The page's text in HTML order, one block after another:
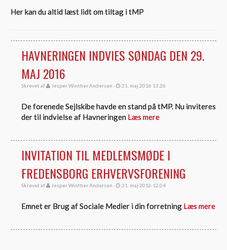
Her kan du altid læst lidt om tiltag i tMP
HAVNERINGEN INDVIES SØNDAG DEN 29.
MAJ 2016
Skrevet af Jesper Winther Andersen - 21. maj 2016 13.26
De forenede Sejlskibe havde en stand på tMP. Nu inviteres
der til indvielse af Havneringen Læs mere
INVITATION TIL MEDLEMSMØDE I
FREDENSBORG ERHVERVSFORENING
Skrevet af Jesper Winther Andersen - 21. maj 2016 12.04
Emnet er Brug af Sociale Medier i din forretning Læs mere